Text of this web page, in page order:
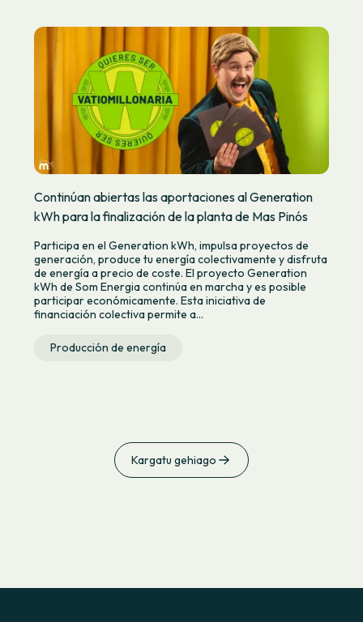
Continúan abiertas las aportaciones al Generation
kWh para la finalización de la planta de Mas Pinós
Participa en el Generation kWh, impulsa proyectos de
generación, produce tu energía colectivamente y disfruta
de energía a precio de coste. El proyecto Generation
kWh de Som Energia continúa en marcha y es posible
participar económicamente. Esta iniciativa de
financiación colectiva permite a...
Producción de energía
Kargatu gehiago